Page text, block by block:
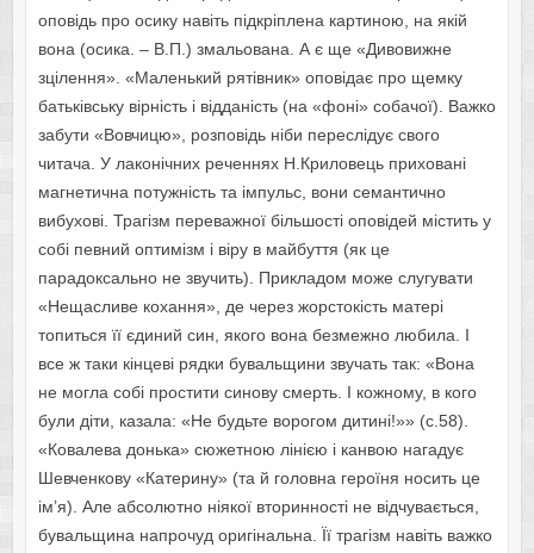
оповідь про осику навіть підкріплена картиною, на якій
вона (осика. – В.П.) змальована. А є ще «Дивовижне
зцілення». «Маленький рятівник» оповідає про щемку
батьківську вірність і відданість (на «фоні» собачої). Важко
забути «Вовчицю», розповідь ніби переслідує свого
читача. У лаконічних реченнях Н.Криловець приховані
магнетична потужність та імпульс, вони семантично
вибухові. Трагізм переважної більшості оповідей містить у
собі певний оптимізм і віру в майбуття (як це
парадоксально не звучить). Прикладом може слугувати
«Нещасливе кохання», де через жорстокість матері
топиться її єдиний син, якого вона безмежно любила. І
все ж таки кінцеві рядки бувальщини звучать так: «Вона
не могла собі простити синову смерть. І кожному, в кого
були діти, казала: «Не будьте ворогом дитині!»» (с.58).
«Ковалева донька» сюжетною лінією і канвою нагадує
Шевченкову «Катерину» (та й головна героїня носить це
ім’я). Але абсолютно ніякої вторинності не відчувається,
бувальщина напрочуд оригінальна. Її трагізм навіть важко